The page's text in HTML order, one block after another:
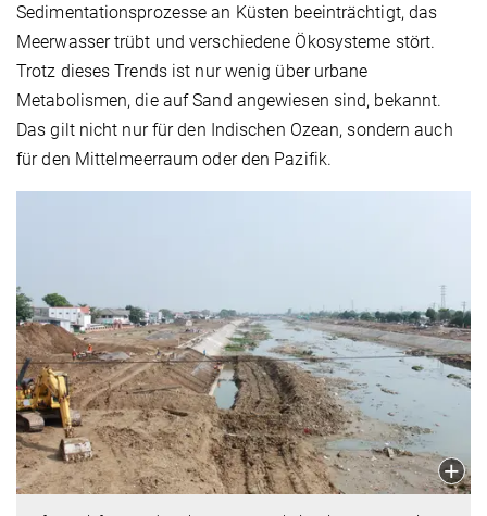
Sedimentationsprozesse an Küsten beeinträchtigt, das
Meerwasser trübt und verschiedene Ökosysteme stört.
Trotz dieses Trends ist nur wenig über urbane
Metabolismen, die auf Sand angewiesen sind, bekannt.
Das gilt nicht nur für den Indischen Ozean, sondern auch
für den Mittelmeerraum oder den Pazifik.